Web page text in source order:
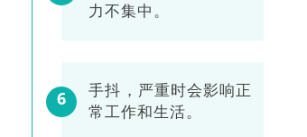
力不集中。
6
手抖，严重时会影响正
常工作和生活。